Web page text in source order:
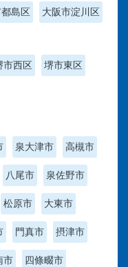
島区 大阪市淀川区
市西区 堺市東区
泉大津市 高槻市
八尾市 泉佐野市
松原市 大東市
門真市 摂津市
市 四條畷市